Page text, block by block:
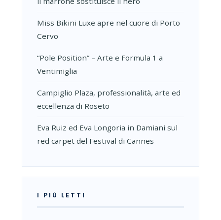
Miss Bikini Luxe apre nel cuore di Porto
Cervo
“Pole Position” – Arte e Formula 1 a
Ventimiglia
Campiglio Plaza, professionalità, arte ed
eccellenza di Roseto
Eva Ruiz ed Eva Longoria in Damiani sul
red carpet del Festival di Cannes
I PIÙ LETTI